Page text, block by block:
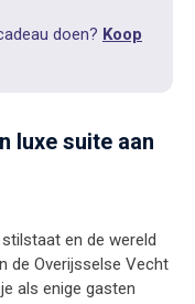
doen? Koop
luxe suite aan
en de wereld
de Overijsselse Vecht
als enige gasten